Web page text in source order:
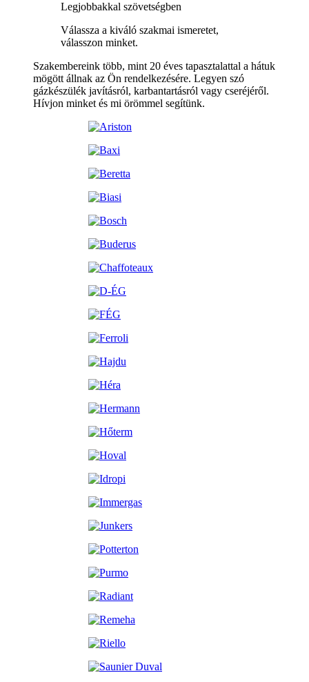
Legjobbakkal szövetségben
Válassza a kiváló szakmai ismeretet,
válasszon minket.
Szakembereink több, mint 20 éves tapasztalattal a hátuk
mögött állnak az Ön rendelkezésére. Legyen szó
gázkészülék javításról, karbantartásról vagy cseréjéről.
Hívjon minket és mi örömmel segítünk.